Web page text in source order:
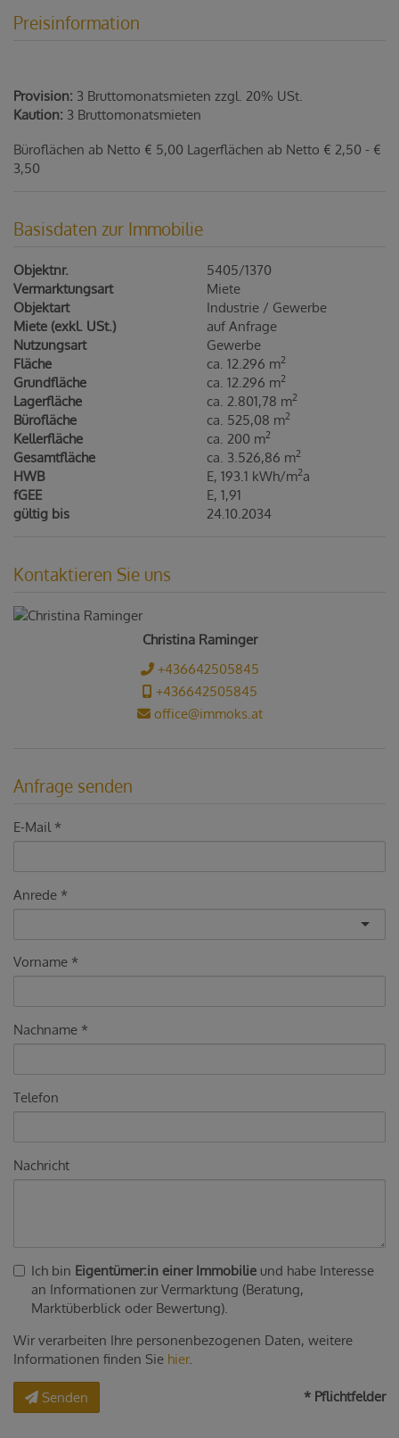
Preisinformation
Provision: 3 Bruttomonatsmieten zzgl. 20% USt.
Kaution: 3 Bruttomonatsmieten
Büroflächen ab Netto € 5,00 Lagerflächen ab Netto € 2,50 - €
3,50
Basisdaten zur Immobilie
Objektnr.
5405/1370
Vermarktungsart
Miete
Objektart
Industrie / Gewerbe
Miete (exkl. USt.)
auf Anfrage
Nutzungsart
Gewerbe
Fläche
ca. 12.296 m2
Grundfläche ca. 12.296 m2
Lagerfläche ca. 2.801,78 m2
Bürofläche ca. 525,08 m2
Kellerfläche ca. 200 m2
Gesamtfläche ca. 3.526,86 m2
HWB E, 193.1 kWh/m2a
fGEE
E, 1,91
gültig bis
24.10.2034
Kontaktieren Sie uns
Christina Raminger
+436642505845
+436642505845
office@immoks.at
Anfrage senden
E-Mail
Anrede
Vorname
Nachname
Telefon
Nachricht
Ich bin Eigentümer:in einer Immobilie und habe Interesse
an Informationen zur Vermarktung (Beratung,
Marktüberblick oder Bewertung).
Wir verarbeiten Ihre personenbezogenen Daten, weitere
Informationen finden Sie hier.
Senden * Pflichtfelder